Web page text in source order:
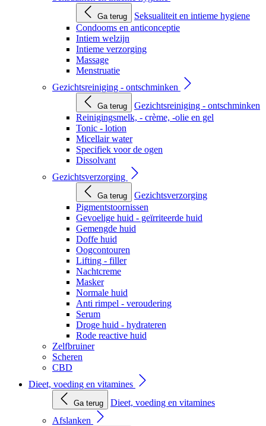
Ga terug
Seksualiteit en intieme hygiene
Condooms en anticonceptie
Intiem welzijn
Intieme verzorging
Massage
Menstruatie
Gezichtsreiniging - ontschminken
Ga terug
Gezichtsreiniging - ontschminken
Reinigingsmelk, - crème, -olie en gel
Tonic - lotion
Micellair water
Specifiek voor de ogen
Dissolvant
Gezichtsverzorging
Ga terug
Gezichtsverzorging
Pigmentstoornissen
Gevoelige huid - geïrriteerde huid
Gemengde huid
Doffe huid
Oogcontouren
Lifting - filler
Nachtcreme
Masker
Normale huid
Anti rimpel - veroudering
Serum
Droge huid - hydrateren
Rode reactive huid
Zelfbruiner
Scheren
CBD
Dieet, voeding en vitamines
Ga terug
Dieet, voeding en vitamines
Afslanken